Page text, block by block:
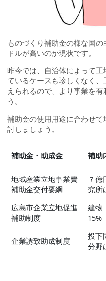
ものづくり補助金の様な国
ドルが高いのが現状です。
昨今では、自治体によって
ているケースも珍しくなく
えられるので、より事業を
う。
補助金の使用用途に合わせ
討しましょう。
補助金・助成金 補助
地域産業立地事業費
補助金交付要綱
７
究所
広島市企業立地促進
補助制度
建物
15%
企業誘致助成制度
投下
分野